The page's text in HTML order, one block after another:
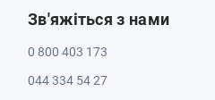
Зв'яжіться з нами
0 800 403 173
044 334 54 27